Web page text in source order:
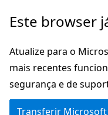
Saltar
o
conteúdo
principal
Saltar
a
navegação
na
página
Este browser
Atualize para o
mais recentes
segurança e de
Transferir Microsoft